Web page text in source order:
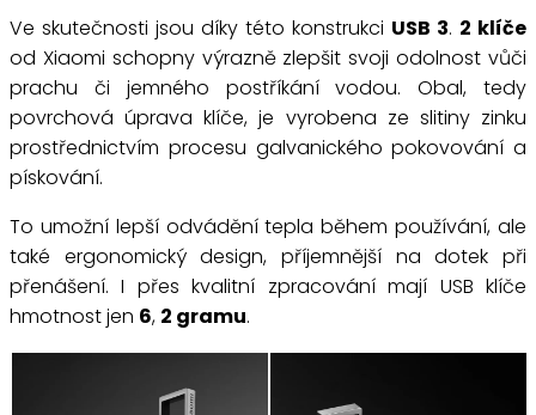
Ve skutečnosti jsou díky této konstrukci USB 3. 2 klíče
od Xiaomi schopny výrazně zlepšit svoji odolnost vůči
prachu či jemného postříkání vodou. Obal, tedy
povrchová úprava klíče, je vyrobena ze slitiny zinku
prostřednictvím procesu galvanického pokovování a
pískování.
To umožní lepší odvádění tepla během používání, ale
také ergonomický design, příjemnější na dotek při
přenášení. I přes kvalitní zpracování mají USB klíče
hmotnost jen 6, 2 gramu.